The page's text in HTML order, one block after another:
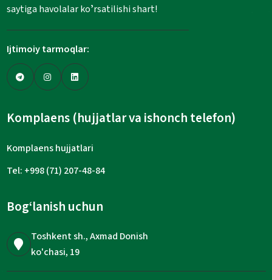
saytiga havolalar koʼrsatilishi shart!
Ijtimoiy tarmoqlar:
Komplaens (hujjatlar va ishonch telefon)
Komplaens hujjatlari
Tel: +998 (71) 207-48-84
Bog‘lanish uchun
Toshkent sh., Axmad Donish
ko'chasi, 19